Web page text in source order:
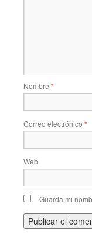
Nombre *
Correo electrónico *
Web
Guarda mi